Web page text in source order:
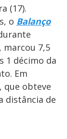
(17).
o Balanço
marcou 7,5
1 décimo da
Em
que obteve
distância de